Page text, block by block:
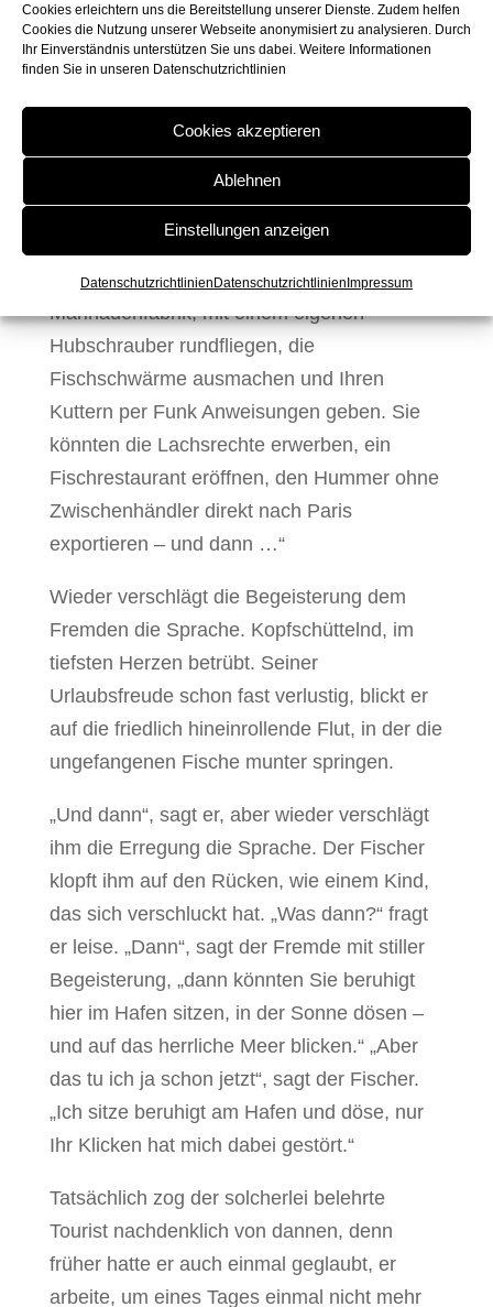
Cookies erleichtern uns die Bereitstellung unserer Dienste. Zudem helfen
Cookies die Nutzung unserer Webseite anonymisiert zu analysieren. Durch
Ihr Einverständnis unterstützen Sie uns dabei. Weitere Informationen
finden Sie in unseren Datenschutzrichtlinien
Cookies akzeptieren
Ablehnen
Einstellungen anzeigen
DatenschutzrichtlinienDatenschutzrichtlinienImpressum
könnten Sie vielleicht einen kleinen Kutter
haben. Mit zwei Booten oder dem Kutter
eines Tages würden Sie zwei Kutter haben,
Sie würden …“, die Begeisterung verschlägt
ihm für ein paar Augenblicke die Stimme.
„Sie würden ein kleines Kühlhaus bauen,
vielleicht eine Räucherei, später eine
Marinadenfabrik, mit einem eigenen
Hubschrauber rundfliegen, die
Fischschwärme ausmachen und Ihren
Kuttern per Funk Anweisungen geben. Sie
könnten die Lachsrechte erwerben, ein
Fischrestaurant eröffnen, den Hummer ohne
Zwischenhändler direkt nach Paris
exportieren – und dann …“
Wieder verschlägt die Begeisterung dem
Fremden die Sprache. Kopfschüttelnd, im
tiefsten Herzen betrübt. Seiner
Urlaubsfreude schon fast verlustig, blickt er
auf die friedlich hineinrollende Flut, in der die
ungefangenen Fische munter springen.
„Und dann“, sagt er, aber wieder verschlägt
ihm die Erregung die Sprache. Der Fischer
klopft ihm auf den Rücken, wie einem Kind,
das sich verschluckt hat. „Was dann?“ fragt
er leise. „Dann“, sagt der Fremde mit stiller
Begeisterung, „dann könnten Sie beruhigt
hier im Hafen sitzen, in der Sonne dösen –
und auf das herrliche Meer blicken.“ „Aber
das tu ich ja schon jetzt“, sagt der Fischer.
„Ich sitze beruhigt am Hafen und döse, nur
Ihr Klicken hat mich dabei gestört.“
Tatsächlich zog der solcherlei belehrte
Tourist nachdenklich von dannen, denn
früher hatte er auch einmal geglaubt, er
arbeite, um eines Tages einmal nicht mehr